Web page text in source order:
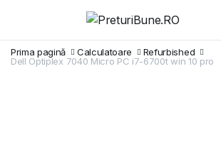
Prima pagină Calculatoare
Refurbished
Dell Optiplex 7040 Micro PC i7-6700t win 10 pro